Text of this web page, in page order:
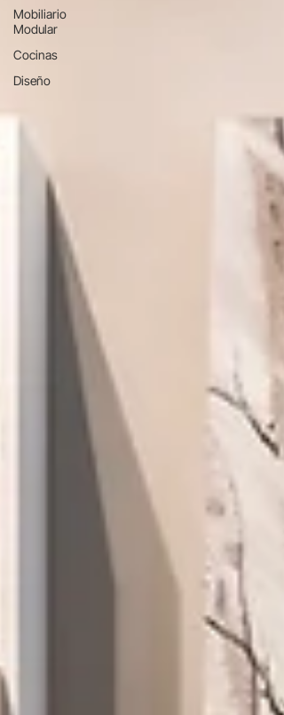
Mobiliario
Modular
Cocinas
Diseño